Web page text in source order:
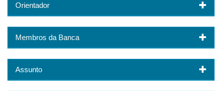
Orientador
Membros da Banca
Assunto